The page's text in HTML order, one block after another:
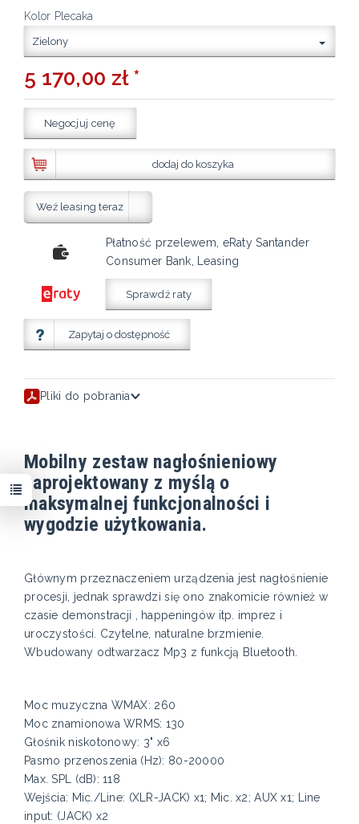
Kolor Plecaka
Zielony
5 170,00 zł *
Negocjuj cenę
dodaj do koszyka
Weź leasing teraz
Płatność przelewem, eRaty Santander
Consumer Bank, Leasing
Sprawdź raty
Zapytaj o dostępność
Pliki do pobrania
Mobilny zestaw nagłośnieniowy
zaprojektowany z myślą o
maksymalnej funkcjonalności i
wygodzie użytkowania.
Głównym przeznaczeniem urządzenia jest nagłośnienie
procesji, jednak sprawdzi się ono znakomicie również w
czasie demonstracji , happeningów itp. imprez i
uroczystości. Czytelne, naturalne brzmienie.
Wbudowany odtwarzacz Mp3 z funkcją Bluetooth.
Moc muzyczna WMAX: 260
Moc znamionowa WRMS: 130
Głośnik niskotonowy: 3" x6
Pasmo przenoszenia (Hz): 80-20000
Max. SPL (dB): 118
Wejścia: Mic./Line: (XLR-JACK) x1; Mic. x2; AUX x1; Line
input: (JACK) x2